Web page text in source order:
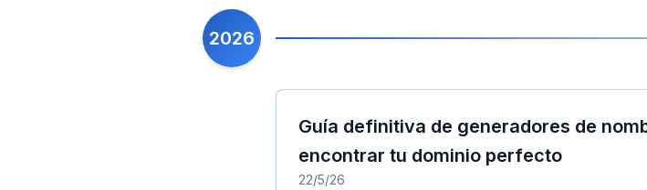
2026
Guía definitiva de generadores de
encontrar tu dominio perfecto
22/5/26